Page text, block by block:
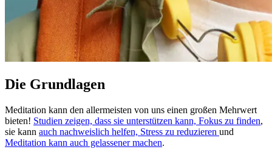
Die Grundlagen
Meditation kann den allermeisten von uns einen großen Mehrwert
bieten! Stu­dien zeigen, dass sie unterstützen kann, Fokus zu finden,
sie kann auch nachweislich helfen, Stress zu redu­zie­ren und
Meditation kann auch gelas­se­ner machen.